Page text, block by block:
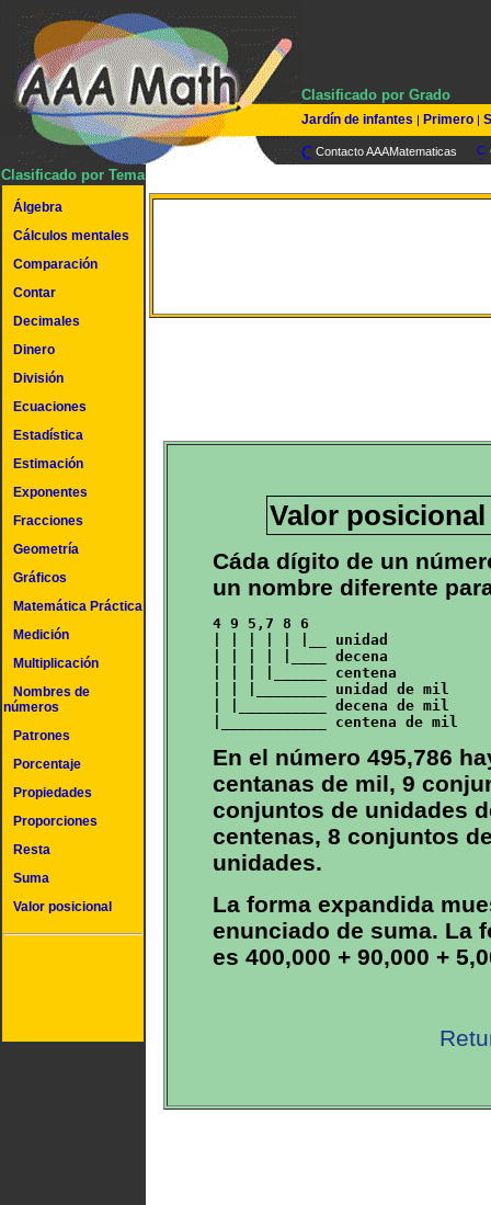
Clasificado por Grado
Jardín de infantes | Primero |
Contacto AAAMatematicas
Clasificado por Tema
Álgebra
Cálculos mentales
Comparación
Contar
Decimales
Dinero
División
Ecuaciones
Estadística
Estimación
Exponentes
Fracciones
Geometría
Gráficos
Matemática Práctica
Medición
Multiplicación
Nombres de
números
Patrones
Porcentaje
Propiedades
Proporciones
Resta
Suma
Valor posicional
Valor
Cáda dígito de un
un nombre diferente
4 9 5,7 8 6
| | | | | |__ unidad
| | | | |____ decena
| | | |______ centena
| | |________ unidad de mil
| |__________ decena de mil
En el número 495,786
centanas de mil, 9
conjuntos de unidades
centenas, 8 conjuntos
unidades.
La forma expandida
enunciado de suma. La
es 400,000 + 90,000 +